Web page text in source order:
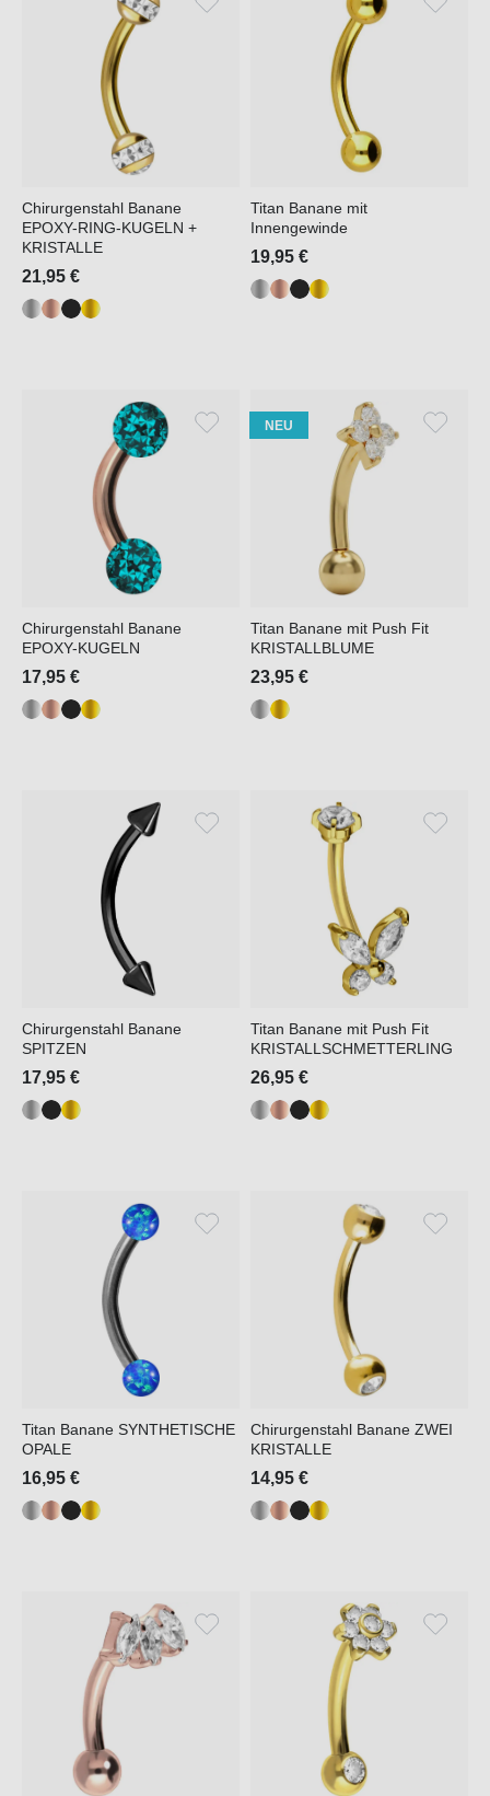
Chirurgenstahl Banane
EPOXY-RING-KUGELN +
KRISTALLE
21,95 €
Titan Banane mit
Innengewinde
19,95 €
Chirurgenstahl Banane
EPOXY-KUGELN
17,95 €
NEU
Titan Banane mit Push Fit
KRISTALLBLUME
23,95 €
Chirurgenstahl Banane
SPITZEN
17,95 €
Titan Banane mit Push Fit
KRISTALLSCHMETTERLING
26,95 €
Titan Banane SYNTHETISCHE
OPALE
16,95 €
Chirurgenstahl Banane ZWEI
KRISTALLE
14,95 €